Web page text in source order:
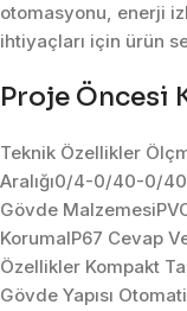
otomasyonu, enerji
ihtiyaçları için ürün
Proje Öncesi
Teknik Özellikler
Aralığı0/4-0/40-0/
Gövde
KorumaIP67 Cevap
Özellikler Kompakt
Gövde Yapısı